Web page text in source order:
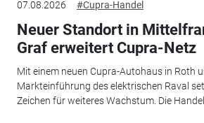
07.08.2026 #Cupra-Handel
Neuer Standort in
Graf erweitert Cupra-Netz
Mit einem neuen Cupra-Autohaus in Roth
Markteinführung des elektrischen Raval
Zeichen für weiteres Wachstum. Die